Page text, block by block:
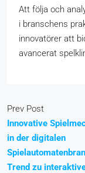
Att följa och
i branschens
innovatörer att
avancerat
Prev Post
Innovative
in der digitalen
Trend zu